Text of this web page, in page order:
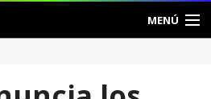
MENÚ